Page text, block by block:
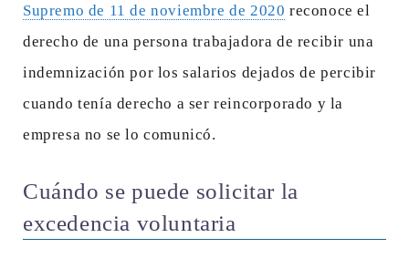
Supremo de 11 de noviembre de 2020 reconoce el
derecho de una persona trabajadora de recibir una
indemnización por los salarios dejados de percibir
cuando tenía derecho a ser reincorporado y la
empresa no se lo comunicó.
Cuándo se puede solicitar la
excedencia voluntaria